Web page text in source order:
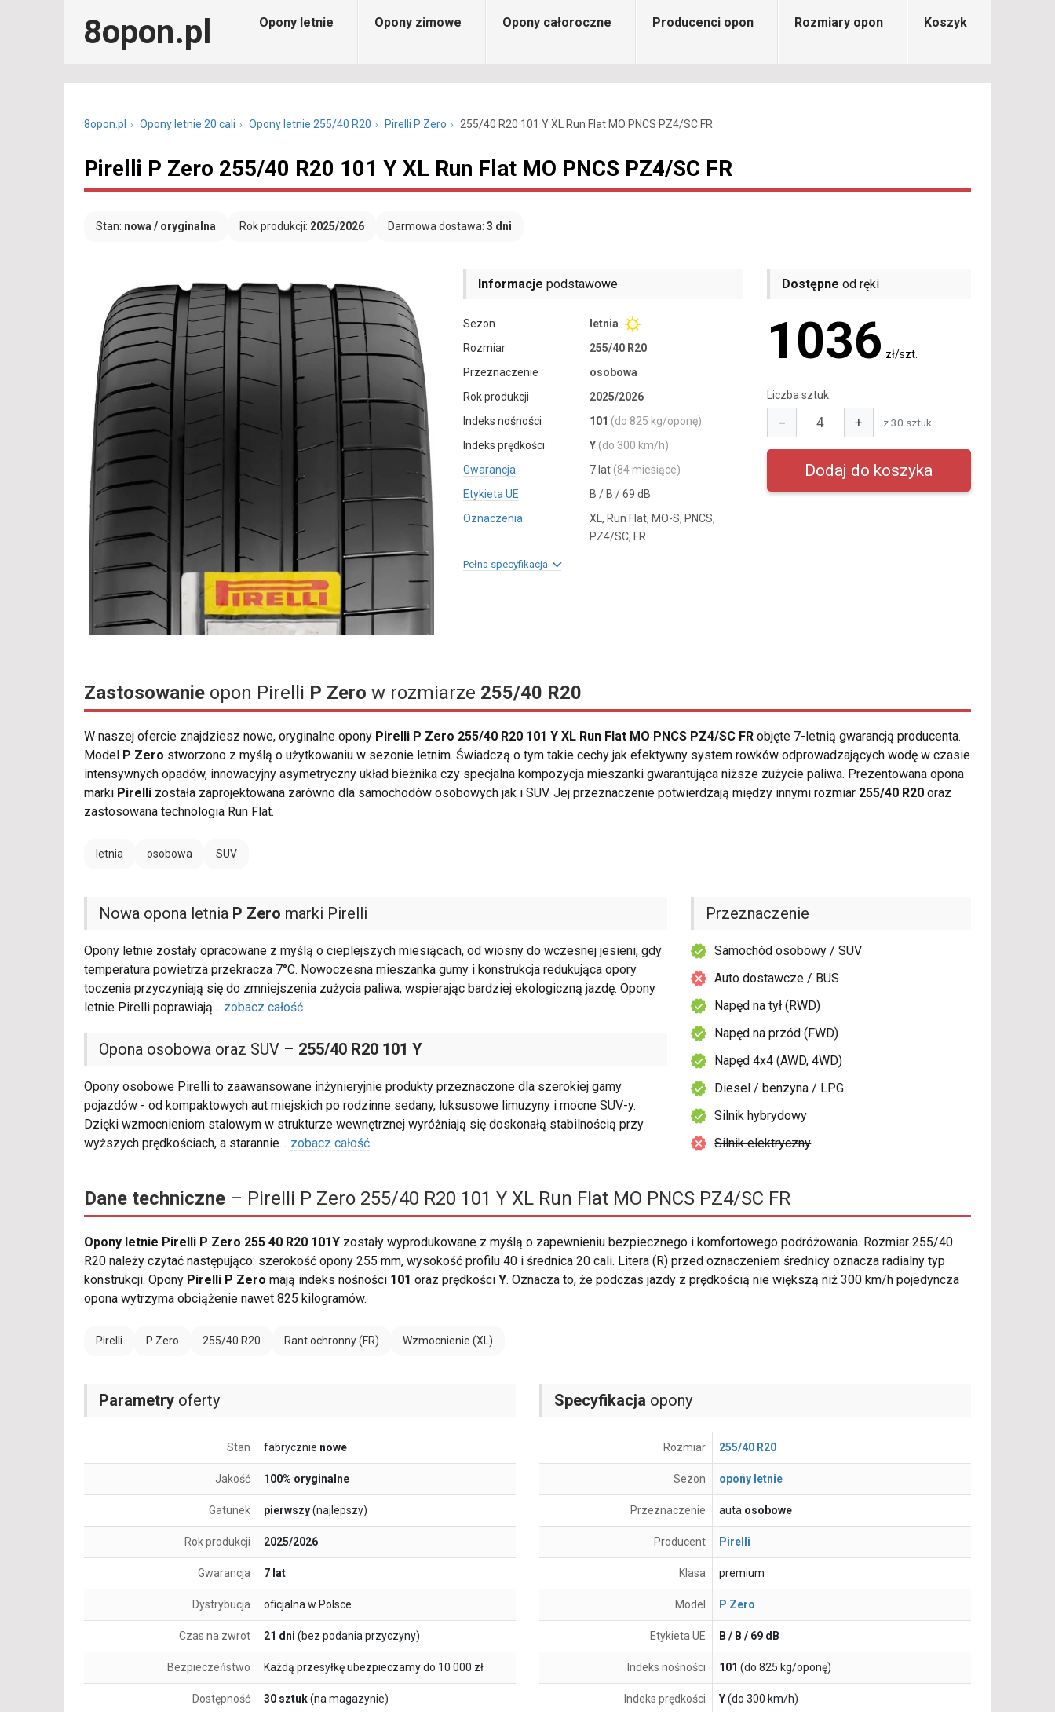
8opon.pl Opony letnie Opony zimowe Opony całoroczne Producenci opon Rozmiary opon Koszyk
8opon.pl Opony letnie 20 cali Opony letnie 255/40 R20 Pirelli P Zero 255/40 R20 101 Y XL Run Flat MO PNCS PZ4/SC FR
Pirelli P Zero 255/40 R20 101 Y XL Run Flat MO PNCS PZ4/SC FR
Stan: nowa / oryginalna Rok produkcji: 2025/2026 Darmowa dostawa: 3 dni
Informacje podstawowe
Sezon
letnia
Rozmiar
255/40 R20
Przeznaczenie
osobowa
Rok produkcji
2025/2026
Indeks nośności
101 (do 825 kg/oponę)
Indeks prędkości
Y (do 300 km/h)
Gwarancja
7 lat (84 miesiące)
Etykieta UE
B / B / 69 dB
Oznaczenia
XL, Run Flat, MO-S, PNCS,
PZ4/SC, FR
Pełna specyfikacja
Dostępne od ręki
1036 zł/szt.
Liczba sztuk:
− + z 30 sztuk
Zastosowanie opon Pirelli P Zero w rozmiarze 255/40 R20
W naszej ofercie znajdziesz nowe, oryginalne opony Pirelli P Zero 255/40 R20 101 Y XL Run Flat MO PNCS PZ4/SC FR objęte 7-letnią gwarancją producenta.
Model P Zero stworzono z myślą o użytkowaniu w sezonie letnim. Świadczą o tym takie cechy jak efektywny system rowków odprowadzających wodę w czasie
intensywnych opadów, innowacyjny asymetryczny układ bieżnika czy specjalna kompozycja mieszanki gwarantująca niższe zużycie paliwa. Prezentowana opona
marki Pirelli została zaprojektowana zarówno dla samochodów osobowych jak i SUV. Jej przeznaczenie potwierdzają między innymi rozmiar 255/40 R20 oraz
zastosowana technologia Run Flat.
letnia osobowa SUV
Nowa opona letnia P Zero marki Pirelli
Opony letnie zostały opracowane z myślą o cieplejszych miesiącach, od wiosny do wczesnej jesieni, gdy
temperatura powietrza przekracza 7°C. Nowoczesna mieszanka gumy i konstrukcja redukująca opory
toczenia przyczyniają się do zmniejszenia zużycia paliwa, wspierając bardziej ekologiczną jazdę. Opony
letnie Pirelli poprawiają... zobacz całość
Opona osobowa oraz SUV – 255/40 R20 101 Y
Opony osobowe Pirelli to zaawansowane inżynieryjnie produkty przeznaczone dla szerokiej gamy
pojazdów - od kompaktowych aut miejskich po rodzinne sedany, luksusowe limuzyny i mocne SUV-y.
Dzięki wzmocnieniom stalowym w strukturze wewnętrznej wyróżniają się doskonałą stabilnością przy
wyższych prędkościach, a starannie... zobacz całość
Przeznaczenie
Samochód osobowy / SUV
Auto dostawcze / BUS
Napęd na tył (RWD)
Napęd na przód (FWD)
Napęd 4x4 (AWD, 4WD)
Diesel / benzyna / LPG
Silnik hybrydowy
Silnik elektryczny
Dane techniczne – Pirelli P Zero 255/40 R20 101 Y XL Run Flat MO PNCS PZ4/SC FR
Opony letnie Pirelli P Zero 255 40 R20 101Y zostały wyprodukowane z myślą o zapewnieniu bezpiecznego i komfortowego podróżowania. Rozmiar 255/40
R20 należy czytać następująco: szerokość opony 255 mm, wysokość profilu 40 i średnica 20 cali. Litera (R) przed oznaczeniem średnicy oznacza radialny typ
konstrukcji. Opony Pirelli P Zero mają indeks nośności 101 oraz prędkości Y. Oznacza to, że podczas jazdy z prędkością nie większą niż 300 km/h pojedyncza
opona wytrzyma obciążenie nawet 825 kilogramów.
Pirelli P Zero 255/40 R20 Rant ochronny (FR) Wzmocnienie (XL)
Parametry oferty
Stan fabrycznie nowe
Jakość 100% oryginalne
Gatunek pierwszy(najlepszy)
Rok produkcji 2025/2026
Gwarancja 7 lat
Dystrybucja oficjalna w Polsce
Czas na zwrot 21 dni (bez podania przyczyny)
Bezpieczeństwo Każdą przesyłkę ubezpieczamy do 10 000 zł
Dostępność 30 sztuk(na magazynie)
Specyfikacja opony
Rozmiar 255/40 R20
Sezon opony letnie
Przeznaczenie auta osobowe
Producent Pirelli
Klasa premium
Model P Zero
Etykieta UE B / B / 69 dB
Indeks nośności 101 (do 825 kg/oponę)
Indeks prędkości Y(do 300 km/h)